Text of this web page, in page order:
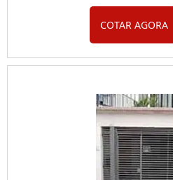
shoppings, hospitais, hotéis e
Fabricadas com materiais de
sua empresa merece com
fogo, garantindo segurança e
situações de emergência.
COTAR AGORA